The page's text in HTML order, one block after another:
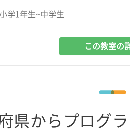
学1年生~中学生
この教室の
県からプログ